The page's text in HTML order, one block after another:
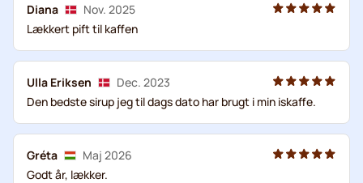
Diana
Nov. 2025
Lækkert pift til kaffen
Ulla Eriksen
Dec. 2023
Den bedste sirup jeg til dags dato har brugt i min iskaffe.
Gréta
Maj 2026
Godt år, lækker.